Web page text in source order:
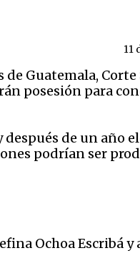
11
Guatemala, Corte
posesión para
después de un año
podrían ser
Ochoa Escribá y